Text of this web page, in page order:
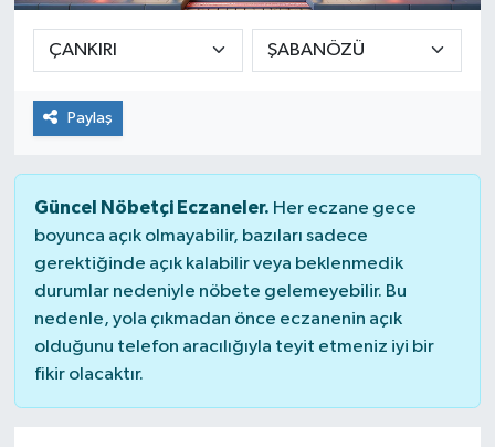
Paylaş
Güncel Nöbetçi Eczaneler. Her eczane gece
boyunca açık olmayabilir, bazıları sadece
gerektiğinde açık kalabilir veya beklenmedik
durumlar nedeniyle nöbete gelemeyebilir. Bu
nedenle, yola çıkmadan önce eczanenin açık
olduğunu telefon aracılığıyla teyit etmeniz iyi bir
fikir olacaktır.